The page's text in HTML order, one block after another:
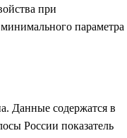
при
параметра
Данные содержатся в
России показатель